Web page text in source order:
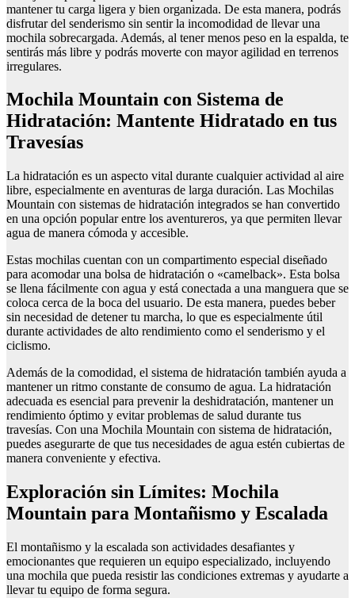
mantener tu carga ligera y bien organizada. De esta manera, podrás
disfrutar del senderismo sin sentir la incomodidad de llevar una
mochila sobrecargada. Además, al tener menos peso en la espalda, te
sentirás más libre y podrás moverte con mayor agilidad en terrenos
irregulares.
Mochila Mountain con Sistema de
Hidratación: Mantente Hidratado en tus
Travesías
La hidratación es un aspecto vital durante cualquier actividad al aire
libre, especialmente en aventuras de larga duración. Las Mochilas
Mountain con sistemas de hidratación integrados se han convertido
en una opción popular entre los aventureros, ya que permiten llevar
agua de manera cómoda y accesible.
Estas mochilas cuentan con un compartimento especial diseñado
para acomodar una bolsa de hidratación o «camelback». Esta bolsa
se llena fácilmente con agua y está conectada a una manguera que se
coloca cerca de la boca del usuario. De esta manera, puedes beber
sin necesidad de detener tu marcha, lo que es especialmente útil
durante actividades de alto rendimiento como el senderismo y el
ciclismo.
Además de la comodidad, el sistema de hidratación también ayuda a
mantener un ritmo constante de consumo de agua. La hidratación
adecuada es esencial para prevenir la deshidratación, mantener un
rendimiento óptimo y evitar problemas de salud durante tus
travesías. Con una Mochila Mountain con sistema de hidratación,
puedes asegurarte de que tus necesidades de agua estén cubiertas de
manera conveniente y efectiva.
Exploración sin Límites: Mochila
Mountain para Montañismo y Escalada
El montañismo y la escalada son actividades desafiantes y
emocionantes que requieren un equipo especializado, incluyendo
una mochila que pueda resistir las condiciones extremas y ayudarte a
llevar tu equipo de forma segura.